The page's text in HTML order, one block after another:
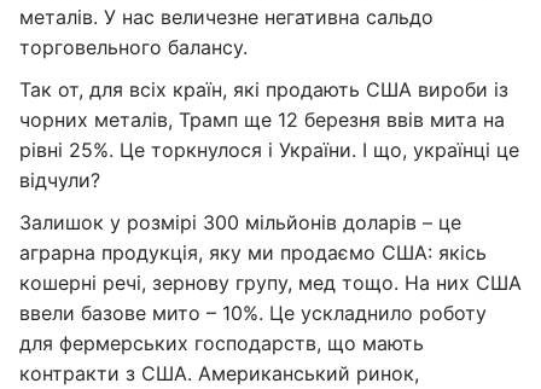
металів. У нас величезне негативна сальдо
торговельного балансу.
Так от, для всіх країн, які продають США вироби із
чорних металів, Трамп ще 12 березня ввів мита на
рівні 25%. Це торкнулося і України. І що, українці це
відчули?
Залишок у розмірі 300 мільйонів доларів – це
аграрна продукція, яку ми продаємо США: якісь
кошерні речі, зернову групу, мед тощо. На них США
ввели базове мито – 10%. Це ускладнило роботу
для фермерських господарств, що мають
контракти з США. Американський ринок,